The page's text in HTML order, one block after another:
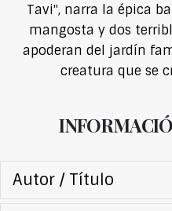
Tavi", narra la épica
mangosta y dos
apoderan del jardín
creatura que se
Autor / Título